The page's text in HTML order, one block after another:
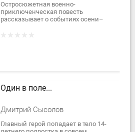
Остросюжетная военно-
приключенческая повесть
рассказывает о событиях осени–
Один в поле...
Дмитрий Сысолов
Главный герой попадает в тело 14-